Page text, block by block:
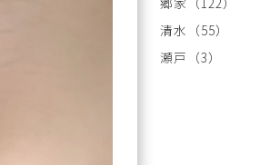
清水 （55）
瀬戸 （3）